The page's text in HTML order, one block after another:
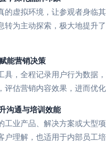
的虚拟环境，让参观者身临
转为主动探索，极大地提升
能营销决策
具，全程记录用户行为数据
评估营销内容效果，进而优
沟通与培训效能
工业产品、解决方案或大型
理解，也适用于内部员工